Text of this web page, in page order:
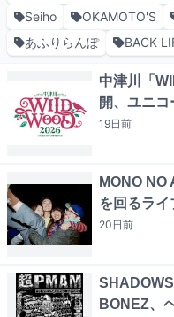
Seiho
OKAMOTO'S
あふりらんぽ
BACK
中津川「
開、ユニ
19日前
MONO NO
を回るライ
20日前
BONEZ、